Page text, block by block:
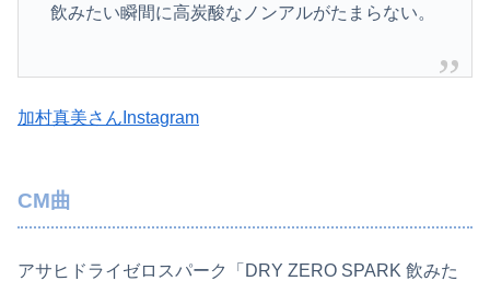
飲みたい瞬間に高炭酸なノンアルがたまらない。
加村真美さんInstagram
CM曲
アサヒドライゼロスパーク「DRY ZERO SPARK 飲みた